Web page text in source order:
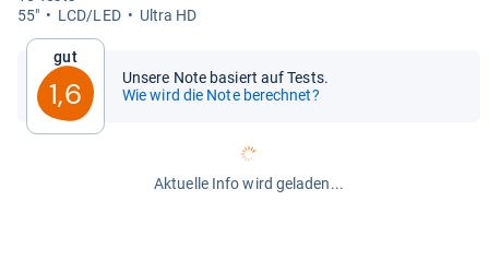
55"
LCD/LED Ultra HD
Gut
1,6
Unsere Note basiert auf Tests.
Wie wird die Note berechnet?
Aktuelle Info wird geladen...